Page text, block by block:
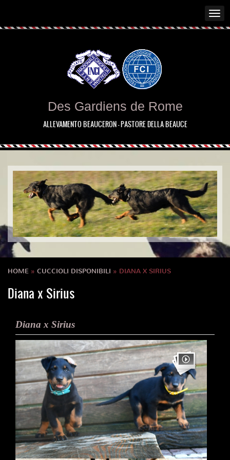
Des Gardiens de Rome
ALLEVAMENTO BEAUCERON - PASTORE DELLA BEAUCE
HOME » CUCCIOLI DISPONIBILI » DIANA X SIRIUS
Diana x Sirius
Diana x Sirius